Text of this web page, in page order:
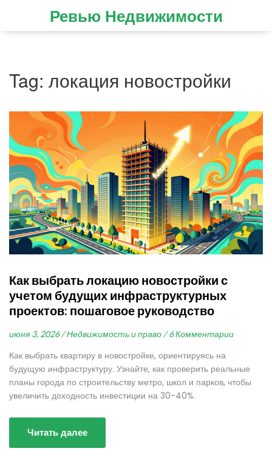
Ревью Недвижимости
Tag: локация новостройки
Как выбрать локацию новостройки с
учетом будущих инфраструктурных
проектов: пошаговое руководство
июня 3, 2026 / Недвижимость и право / 6 Комментарии
Как выбрать квартиру в новостройке, ориентируясь на
будущую инфраструктуру. Узнайте, как проверить реальные
планы города по строительству метро, школ и парков, чтобы
увеличить доходность инвестиции на 30-40%.
Читать далее